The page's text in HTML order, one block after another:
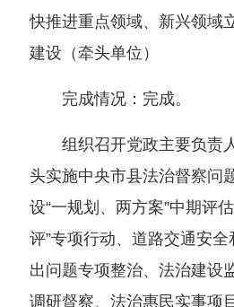
快推进重点领域、新兴领域
建设（牵头单位）
完成情况：完成。
组织召开党政主要负责
头实施中央市县法治督察问
设“一规划、两方案”中期评
评”专项行动、道路交通安
出问题专项整治、法治建设
调研督察、法治惠民实事项